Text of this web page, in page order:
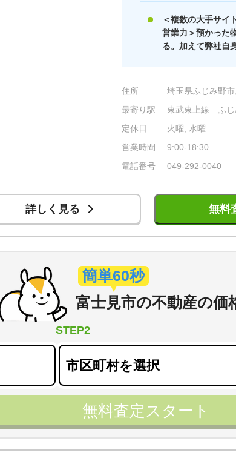
＜複数の大手サイ
営業力＞預かった
る。加えて弊社自
住所
埼玉県ふじみ野
最寄り駅
東武東上線 ふ
定休日
火曜, 水曜
営業時間
9:00-18:30
電話番号
049-292-0040
詳しく見る 無料
簡単60秒
富士見市の不動産の価
STEP2
無料査定スタート